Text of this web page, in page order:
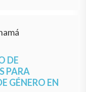
DE
PARA
GÉNERO EN